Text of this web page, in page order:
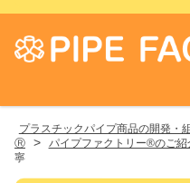
プラスチックパイプ商品の開発・
Ⓡ
> パイプファクトリー®のご紹
寧